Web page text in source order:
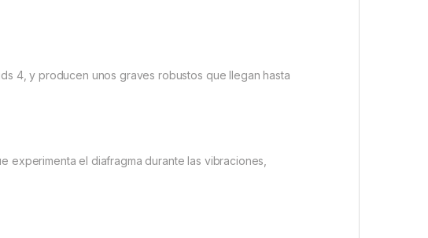
4, y producen unos graves robustos que llegan hasta
experimenta el diafragma durante las vibraciones,